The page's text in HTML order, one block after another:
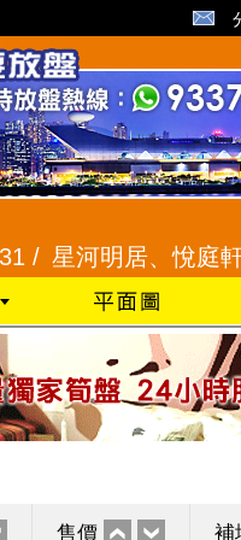
星河明居、悅庭軒
售價 補